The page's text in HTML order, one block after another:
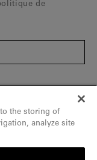
de
to the storing of
analyze site